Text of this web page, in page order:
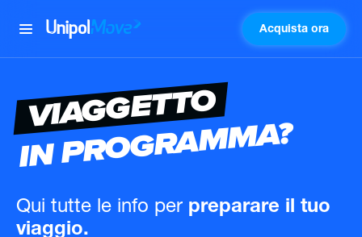
UnipolMove Acquista ora
VIAGGETTO
IN PROGRAMMA?
Qui tutte le info per preparare il tuo
viaggio.